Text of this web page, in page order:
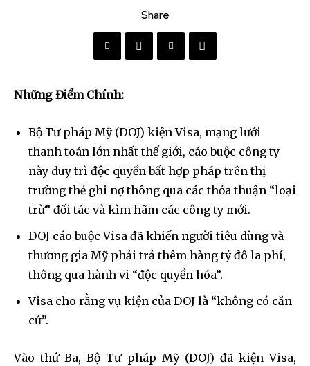
Share
Những Điểm Chính:
Bộ Tư pháp Mỹ (DOJ) kiện Visa, mạng lưới
thanh toán lớn nhất thế giới, cáo buộc công ty
này duy trì độc quyền bất hợp pháp trên thị
trường thẻ ghi nợ thông qua các thỏa thuận “loại
trừ” đối tác và kìm hãm các công ty mới.
DOJ cáo buộc Visa đã khiến người tiêu dùng và
thương gia Mỹ phải trả thêm hàng tỷ đô la phí,
thông qua hành vi “độc quyền hóa”.
Visa cho rằng vụ kiện của DOJ là “không có căn
cứ”.
Vào thứ Ba, Bộ Tư pháp Mỹ (DOJ) đã kiện Visa,